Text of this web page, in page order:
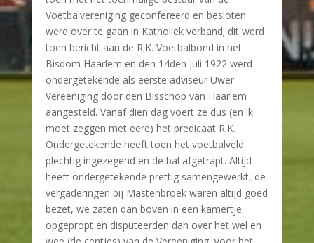
Voetbalvereniging geconfereerd en besloten
werd over te gaan in Katholiek verband; dit werd
toen bericht aan de R.K. Voetbalbond in het
Bisdom Haarlem en den 14den juli 1922 werd
ondergetekende als eerste adviseur Uwer
Vereeniging door den Bisschop van Haarlem
aangesteld. Vanaf dien dag voert ze dus (en ik
moet zeggen met eere) het predicaat R.K.
Ondergetekende heeft toen het voetbalveld
plechtig ingezegend en de bal afgetrapt. Altijd
heeft ondergetekende prettig samengewerkt, de
vergaderingen bij Mastenbroek waren altijd goed
bezet, we zaten dan boven in een kamertje
opgepropt en disputeerden dan over het wel en